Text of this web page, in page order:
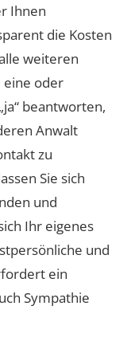
Ihnen
die Kosten
weiteren
eine oder
beantworten,
Anwalt
zu
Sie sich
und
Ihr eigenes
und
ein
Sympathie